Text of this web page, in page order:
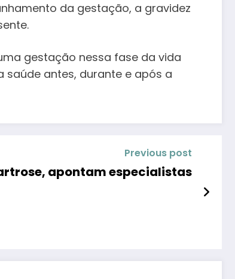
da gestação, a gravidez
gestação nessa fase da vida
antes, durante e após a
Previous post
apontam especialistas